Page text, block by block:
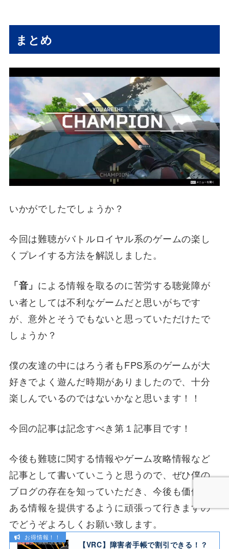
まとめ
いかがでしたでしょうか？
今回は難聴がバトルロイヤル系のゲームの楽し
くプレイする方法を解説しました。
「音」 による情報を取るのに苦労する聴覚障が
い者としては不利なゲームだと思いがちです
が、意外とそうでもないと思っていただけたで
しょうか？
僕の友達の中にはろう者もFPS系のゲームが大
好きでよく遊んだ時期がありましたので、十分
楽しんでいるのではないかなと思います！！
今回の記事は記念すべき第１記事目です！
今後も難聴に関する情報やゲーム攻略情報など
記事として書いていこうと思うので、ぜひ僕の
ブログの存在を知っていただき、今後も価値の
ある情報を提供するように頑張って行きますの
でどうぞよろしくお願い致します。
お得情報！！
【VRC】障害者手帳で割引できる！？